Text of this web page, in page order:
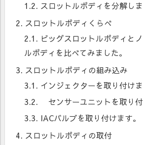
1.2. スロットルボディを分解しま
2. スロットルボディくらべ
2.1. ビッグスロットルボディと
ルボディを比べてみました。
3. スロットルボディの組み込み
3.1. インジェクターを取り付けま
3.2. センサーユニットを取り付
3.3. IACバルブを取り付けます。
4. スロットルボディの取付